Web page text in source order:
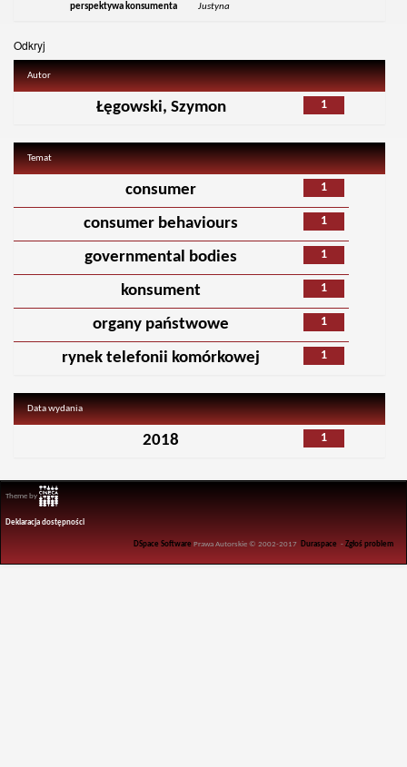
perspektywa konsumenta
Justyna
Odkryj
Autor
1
Łęgowski, Szymon
Temat
1
consumer
1
consumer behaviours
1
governmental bodies
1
konsument
1
organy państwowe
1
rynek telefonii komórkowej
Data wydania
1
2018
Theme by
Deklaracja dostępności
DSpace Software Prawa Autorskie © 2002-2017 Duraspace -Zgłoś problem